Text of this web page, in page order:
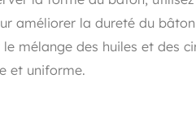
améliorer la dureté du
mélange des huiles et des
et uniforme.